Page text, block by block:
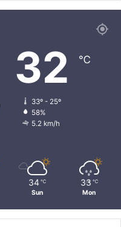
32 ℃
33º - 25º
58%
5.2 km/h
34 ℃
Sun
33 ℃
Mon